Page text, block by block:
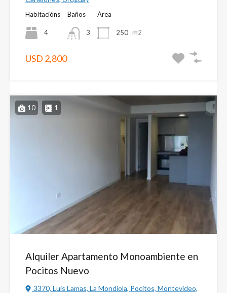
Habitacións
4
Baños
3
Área
250 m2
USD 2,800
10 1
Alquiler Apartamento Monoambiente en
Pocitos Nuevo
3370, Luis Lamas, La Mondiola, Pocitos, Montevideo,